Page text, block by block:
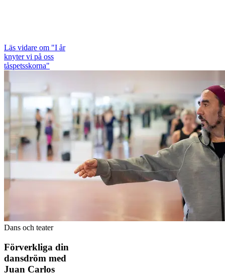
Läs vidare om "I år
knyter vi på oss
tåspetsskorna"
Dans och teater
Förverkliga din
dansdröm med
Juan Carlos